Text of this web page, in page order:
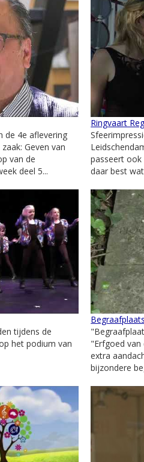
de 4e aflevering
Geven van
van de
deel 5...
Ringvaart
passeert ook
daar best
tijdens de
het podium van
"Erfgoed
extra
bijzondere